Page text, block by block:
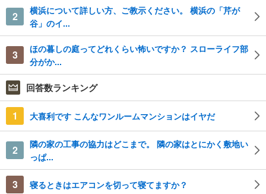
2
横浜について詳しい方、ご教示ください。 横浜の「芹が
谷」のイ...
3
ほの暮しの庭ってどれくらい怖いですか？ スローライフ部
分がか...
回答数ランキング
1 大喜利です こんなワンルームマンションはイヤだ
2
隣の家の工事の協力はどこまで。 隣の家はとにかく敷地い
っぱ...
3 寝るときはエアコンを切って寝てますか？